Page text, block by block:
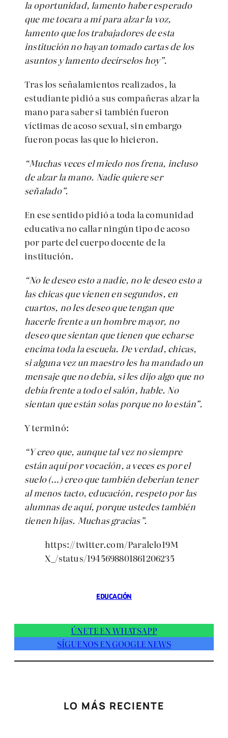
la oportunidad, lamento haber esperado
que me tocara a mí para alzar la voz,
lamento que los trabajadores de esta
institución no hayan tomado cartas de los
asuntos y lamento decírselos hoy”.
Tras los señalamientos realizados, la
estudiante pidió a sus compañeras alzar la
mano para saber si también fueron
víctimas de acoso sexual, sin embargo
fueron pocas las que lo hicieron.
“Muchas veces el miedo nos frena, incluso
de alzar la mano. Nadie quiere ser
señalado”.
En ese sentido pidió a toda la comunidad
educativa no callar ningún tipo de acoso
por parte del cuerpo docente de la
institución.
“No le deseo esto a nadie, no le deseo esto a
las chicas que vienen en segundos, en
cuartos, no les deseo que tengan que
hacerle frente a un hombre mayor, no
deseo que sientan que tienen que echarse
encima toda la escuela. De verdad, chicas,
si alguna vez un maestro les ha mandado un
mensaje que no debía, si les dijo algo que no
debía frente a todo el salón, hable. No
sientan que están solas porque no lo están”.
Y terminó:
“Y creo que, aunque tal vez no siempre
están aquí por vocación, a veces es por el
suelo (…) creo que también deberían tener
al menos tacto, educación, respeto por las
alumnas de aquí, porque ustedes también
tienen hijas. Muchas gracias”.
https://twitter.com/Paralelo19M
X_/status/1945698801861206235
EDUCACIÓN
ÚNETE EN WHATSAPP
SÍGUENOS EN GOOGLE NEWS
LO MÁS RECIENTE